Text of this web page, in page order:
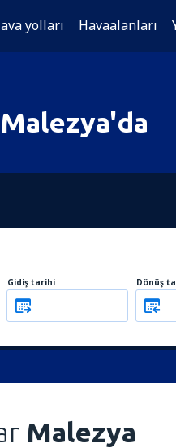
yolları Havaalanları
Malezya'da
Gidiş tarihi Dönüş
Malezya